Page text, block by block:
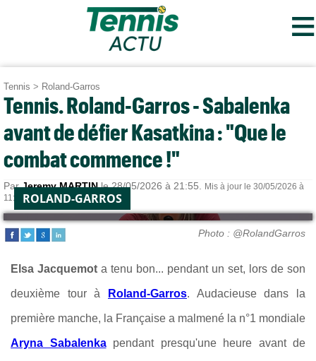
≡
Tennis > Roland-Garros
Tennis. Roland-Garros - Sabalenka
avant de défier Kasatkina : "Que le
combat commence !"
ParJeremy MARTINle 28/05/2026 à 21:55.
Mis à jour le 30/05/2026 à
11:43.ROLAND-GARROS
Photo : @RolandGarros
Elsa Jacquemot a tenu bon... pendant un set, lors de son
deuxième tour à Roland-Garros. Audacieuse dans la
première manche, la Française a malmené la n°1 mondiale
Aryna Sabalenkapendant presqu'une heure avant de